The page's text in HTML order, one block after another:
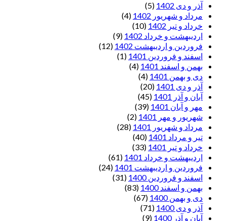
آذر و دی 1402
(5)
مرداد و شهریور 1402
(4)
خرداد و تیر 1402
(10)
اردیبهشت و خرداد 1402
(9)
فروردین و اردیبهشت 1402
(12)
اسفند و فروردین 1401
(1)
بهمن و اسفند 1401
(4)
دی و بهمن 1401
(4)
آذر و دی 1401
(20)
آبان و آذر 1401
(45)
مهر و آبان 1401
(39)
شهریور و مهر 1401
(2)
مرداد و شهریور 1401
(28)
تیر و مرداد 1401
(40)
خرداد و تیر 1401
(33)
اردیبهشت و خرداد 1401
(61)
فروردین و اردیبهشت 1401
(24)
اسفند و فروردین 1400
(31)
بهمن و اسفند 1400
(83)
دی و بهمن 1400
(67)
آذر و دی 1400
(71)
آبان و آذر 1400
(9)